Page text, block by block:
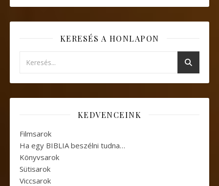
KERESÉS A HONLAPON
KEDVENCEINK
Filmsarok
Ha egy BIBLIA beszélni tudna…
Könyvsarok
Sütisarok
Viccsarok